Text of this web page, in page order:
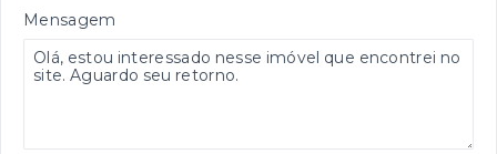
Mensagem